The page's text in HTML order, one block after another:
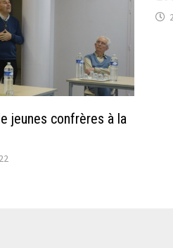
jeunes confrères à la